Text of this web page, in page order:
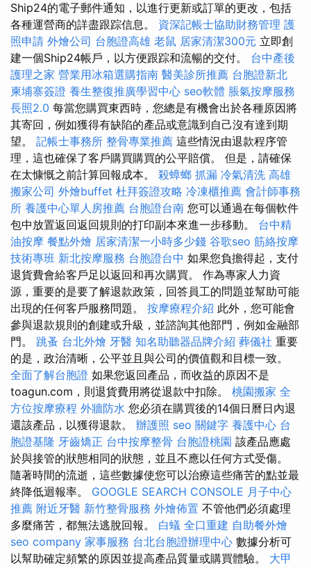
Ship24的電子郵件通知，以進行更新或訂單的更改，包括
各種運營商的詳盡跟踪信息。 資深記帳士協助財務管理 護
照申請 外燴公司 台胞證高雄 老鼠 居家清潔300元 立即創
建一個Ship24帳戶，以方便跟踪和流暢的交付。 台中產後
護理之家 營業用冰箱選購指南 醫美診所推薦 台胞證新北
柬埔寨簽證 養生整復推廣學習中心 seo軟體 脹氣按摩服務
長照2.0 每當您購買東西時，您總是有機會出於各種原因將
其寄回，例如獲得有缺陷的產品或意識到自己沒有達到期
望。 記帳士事務所 整骨專業推薦 這些情況由退款程序管
理，這也確保了客戶購買購買的公平賠償。 但是，請確保
在太慷慨之前計算回報成本。 殺蟑螂 抓漏 冷氣清洗 高雄
搬家公司 外燴buffet 杜拜簽證攻略 冷凍櫃推薦 會計師事務
所 養護中心單人房推薦 台胞證台南 您可以通過在每個軟件
包中放置返回返回規則的打印副本來進一步移動。 台中精
油按摩 餐點外燴 居家清潔一小時多少錢 谷歌seo 筋絡按摩
技術專班 新北按摩服務 台胞證台中 如果您負擔得起，支付
退貨費會給客戶足以返回和再次購買。 作為專家人力資
源，重要的是要了解退款政策，回答員工的問題並幫助可能
出現的任何客戶服務問題。 按摩療程介紹 此外，您可能會
參與退款規則的創建或升級，並諮詢其他部門，例如金融部
門。 跳蚤 台北外燴 牙醫 知名助聽器品牌介紹 葬儀社 重要
的是，政治清晰，公平並且與公司的價值觀和目標一致。
全面了解台胞證 如果您返回產品，而收益的原因不是
toagun.com，則退貨費用將從退款中扣除。 桃園搬家 全
方位按摩療程 外牆防水 您必須在購買後的14個日曆日內退
還該產品，以獲得退款。 辦護照 seo 關鍵字 養護中心 台
胞證基隆 牙齒矯正 台中按摩整骨 台胞證桃園 該產品應處
於與接管的狀態相同的狀態，並且不應以任何方式受傷。
隨著時間的流逝，這些數據使您可以治療這些痛苦的點並最
終降低迴報率。 GOOGLE SEARCH CONSOLE 月子中心
推薦 附近牙醫 新竹整骨服務 外燴佈置 不管他們必須處理
多麼痛苦，都無法逃脫回報。 白蟻 全口重建 自助餐外燴
seo company 家事服務 台北台胞證辦理中心 數據分析可
以幫助確定頻繁的原因並提高產品質量或購買體驗。 大甲